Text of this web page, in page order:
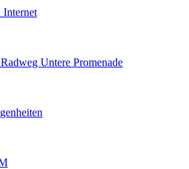
Internet
Untere Promenade